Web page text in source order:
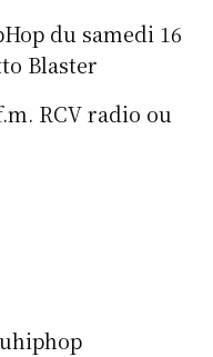
du samedi 16
Blaster
RCV radio ou